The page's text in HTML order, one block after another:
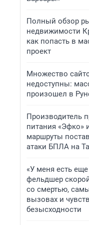
Полный обзор
недвижимости
как попасть в
проект
Множество
недоступны:
произошел в
Производитель
питания «Эфко»
маршруты
атаки БПЛА на
«У меня есть
фельдшер
со смертью,
вызовах и
безысходности